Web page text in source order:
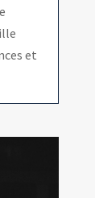
et